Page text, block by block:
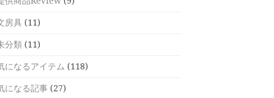
房具 (11)
分類 (11)
になるアイテム (118)
になる記事 (27)